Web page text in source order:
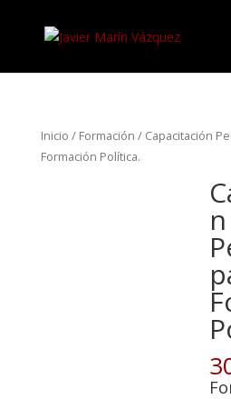
Inicio / Formación / Capacitación
Formación Política.
n